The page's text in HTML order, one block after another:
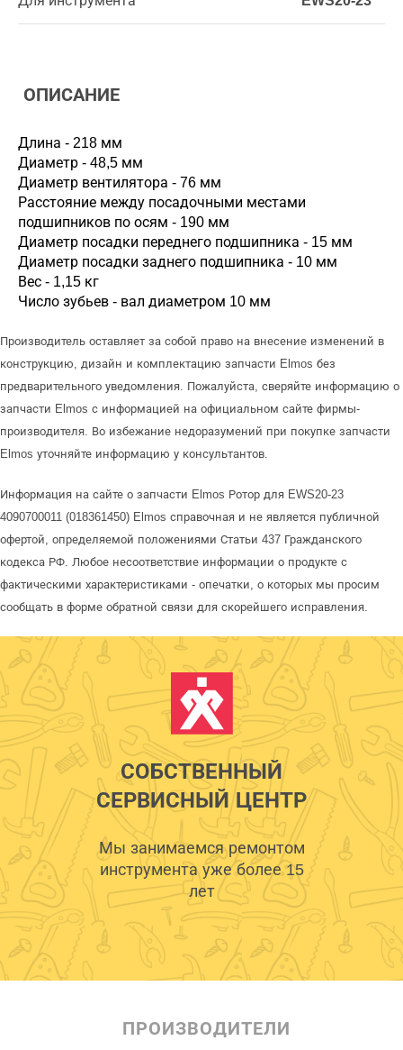
ОПИСАНИЕ
Длина - 218 мм
Диаметр - 48,5 мм
Диаметр вентилятора - 76 мм
Расстояние между посадочными местами
подшипников по осям - 190 мм
Диаметр посадки переднего подшипника - 15 мм
Диаметр посадки заднего подшипника - 10 мм
Вес - 1,15 кг
Число зубьев - вал диаметром 10 мм
Производитель оставляет за собой право на внесение изменений в
конструкцию, дизайн и комплектацию запчасти Elmos без
предварительного уведомления. Пожалуйста, сверяйте информацию о
запчасти Elmos с информацией на официальном сайте фирмы-
производителя. Во избежание недоразумений при покупке запчасти
Elmos уточняйте информацию у консультантов.
Информация на сайте о запчасти Elmos Ротор для EWS20-23
4090700011 (018361450) Elmos справочная и не является публичной
офертой, определяемой положениями Статьи 437 Гражданского
кодекса РФ. Любое несоответствие информации о продукте с
фактическими характеристиками - опечатки, о которых мы просим
сообщать в форме обратной связи для скорейшего исправления.
СОБСТВЕННЫЙ
СЕРВИСНЫЙ ЦЕНТР
Мы занимаемся ремонтом
инструмента уже более 15
лет
ПРОИЗВОДИТЕЛИ